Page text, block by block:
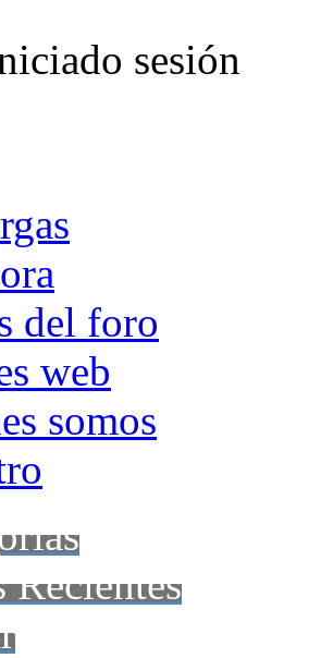
sesión
del foro
web
somos
Recientes